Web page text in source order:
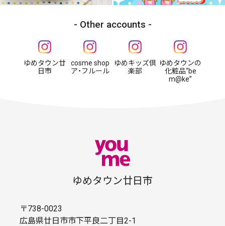
Other accounts
ゆめタウン廿
日市
cosme shop
ア・フルール
ゆめキッズ倶
楽部
ゆめタウンの
化粧品“be
m@ke”
ゆめタウン廿日市
〒738-0023
広島県廿日市市下平良二丁目2-1